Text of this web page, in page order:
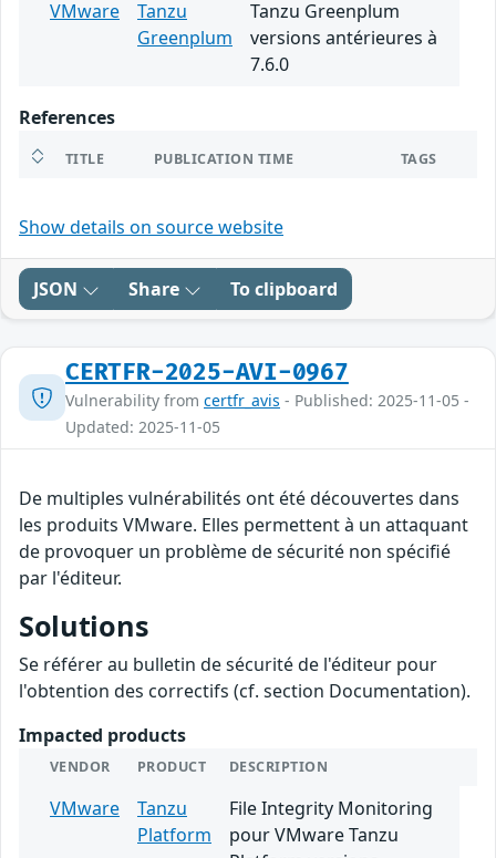
VMware
Tanzu
Greenplum
Tanzu Greenplum
versions antérieures à
7.6.0
References
TITLE PUBLICATION TIME TAGS
Show details on source website
JSON Share To clipboard
CERTFR-2025-AVI-0967
Vulnerability from certfr_avis - Published: 2025-11-05 -
Updated: 2025-11-05
De multiples vulnérabilités ont été découvertes dans
les produits VMware. Elles permettent à un attaquant
de provoquer un problème de sécurité non spécifié
par l'éditeur.
Solutions
Se référer au bulletin de sécurité de l'éditeur pour
l'obtention des correctifs (cf. section Documentation).
Impacted products
VENDOR PRODUCT DESCRIPTION
VMware
Tanzu
Platform
File Integrity Monitoring
pour VMware Tanzu